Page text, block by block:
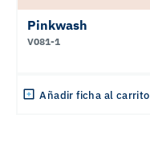
Pinkwash
V081-1
Añadir ficha al carrito